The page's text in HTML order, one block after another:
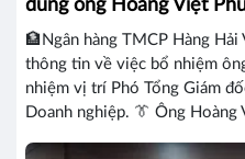
dung ông Hoàng Việt
🏦Ngân hàng TMCP Hàng
thông tin về việc bổ nhiệm
nhiệm vị trí Phó Tổng Giám
Doanh nghiệp. 👔 Ông Hoàng